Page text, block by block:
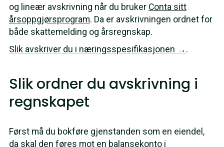
og lineær avskrivning når du bruker Conta sitt
årsoppgjørsprogram. Da er avskrivningen ordnet for
både skattemelding og årsregnskap.
Slik avskriver du i næringsspesifikasjonen →.
Slik ordner du avskrivning i
regnskapet
Først må du bokføre gjenstanden som en eiendel,
da skal den føres mot en balansekontoi